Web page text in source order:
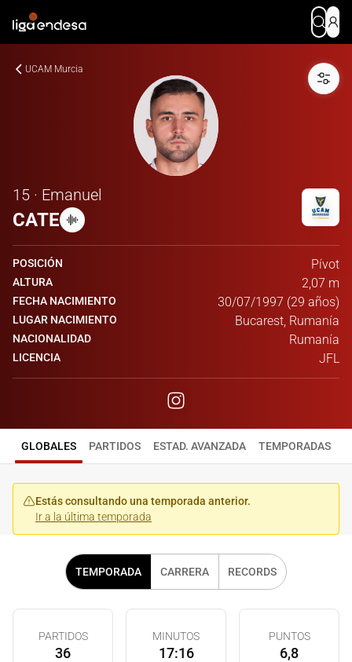
UCAM Murcia
15 · Emanuel
CATE
POSICIÓN Pívot
ALTURA 2,07 m
FECHA NACIMIENTO 30/07/1997 (29 años)
LUGAR NACIMIENTO Bucarest, Rumanía
NACIONALIDAD Rumanía
LICENCIA JFL
GLOBALES PARTIDOS ESTAD. AVANZADA TEMPORADAS
Estás consultando una temporada anterior.
Ir a la última temporada
TEMPORADA CARRERA RECORDS
PARTIDOS
36
MINUTOS
17:16
PUNTOS
6,8